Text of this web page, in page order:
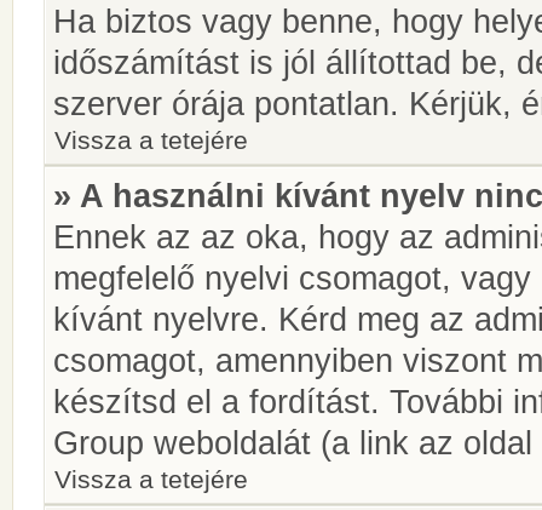
Ha biztos vagy benne, hogy
időszámítást is jól állítottad be,
szerver órája pontatlan. Kérjük,
Vissza a tetejére
» A használni kívánt nyelv
Ennek az az oka, hogy az
megfelelő nyelvi csomagot,
kívánt nyelvre. Kérd meg az
csomagot, amennyiben viszont
készítsd el a fordítást. További
Group weboldalát (a link az
Vissza a tetejére